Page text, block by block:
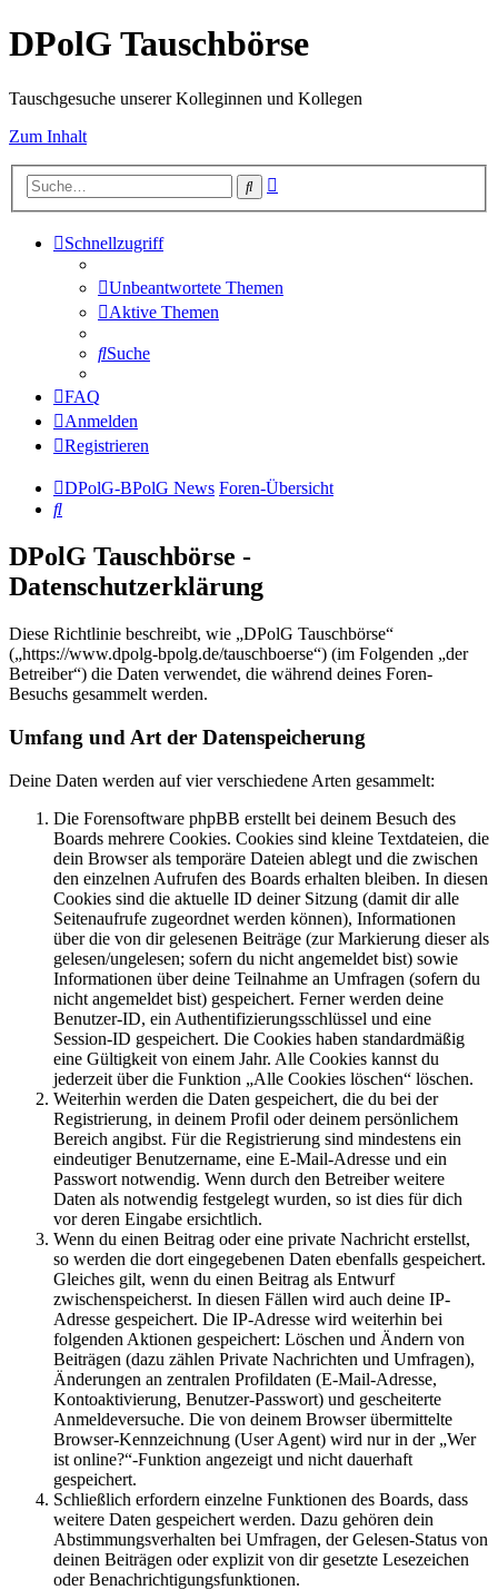
DPolG Tauschbörse
Tauschgesuche unserer Kolleginnen und Kollegen
Zum Inhalt
Suche
Schnellzugriff
Unbeantwortete Themen
Aktive Themen
Suche
FAQ
Anmelden
Registrieren
DPolG-BPolG News Foren-Übersicht
Suche
DPolG Tauschbörse -
Datenschutzerklärung
Diese Richtlinie beschreibt, wie „DPolG Tauschbörse“
(„https://www.dpolg-bpolg.de/tauschboerse“) (im Folgenden „der
Betreiber“) die Daten verwendet, die während deines Foren-
Besuchs gesammelt werden.
Umfang und Art der Datenspeicherung
Deine Daten werden auf vier verschiedene Arten gesammelt:
Die Forensoftware phpBB erstellt bei deinem Besuch des
Boards mehrere Cookies. Cookies sind kleine Textdateien, die
dein Browser als temporäre Dateien ablegt und die zwischen
den einzelnen Aufrufen des Boards erhalten bleiben. In diesen
Cookies sind die aktuelle ID deiner Sitzung (damit dir alle
Seitenaufrufe zugeordnet werden können), Informationen
über die von dir gelesenen Beiträge (zur Markierung dieser als
gelesen/ungelesen; sofern du nicht angemeldet bist) sowie
Informationen über deine Teilnahme an Umfragen (sofern du
nicht angemeldet bist) gespeichert. Ferner werden deine
Benutzer-ID, ein Authentifizierungsschlüssel und eine
Session-ID gespeichert. Die Cookies haben standardmäßig
eine Gültigkeit von einem Jahr. Alle Cookies kannst du
jederzeit über die Funktion „Alle Cookies löschen“ löschen.
Weiterhin werden die Daten gespeichert, die du bei der
Registrierung, in deinem Profil oder deinem persönlichem
Bereich angibst. Für die Registrierung sind mindestens ein
eindeutiger Benutzername, eine E-Mail-Adresse und ein
Passwort notwendig. Wenn durch den Betreiber weitere
Daten als notwendig festgelegt wurden, so ist dies für dich
vor deren Eingabe ersichtlich.
Wenn du einen Beitrag oder eine private Nachricht erstellst,
so werden die dort eingegebenen Daten ebenfalls gespeichert.
Gleiches gilt, wenn du einen Beitrag als Entwurf
zwischenspeicherst. In diesen Fällen wird auch deine IP-
Adresse gespeichert. Die IP-Adresse wird weiterhin bei
folgenden Aktionen gespeichert: Löschen und Ändern von
Beiträgen (dazu zählen Private Nachrichten und Umfragen),
Änderungen an zentralen Profildaten (E-Mail-Adresse,
Kontoaktivierung, Benutzer-Passwort) und gescheiterte
Anmeldeversuche. Die von deinem Browser übermittelte
Browser-Kennzeichnung (User Agent) wird nur in der „Wer
ist online?“-Funktion angezeigt und nicht dauerhaft
gespeichert.
Schließlich erfordern einzelne Funktionen des Boards, dass
weitere Daten gespeichert werden. Dazu gehören dein
Abstimmungsverhalten bei Umfragen, der Gelesen-Status von
deinen Beiträgen oder explizit von dir gesetzte Lesezeichen
oder Benachrichtigungsfunktionen.